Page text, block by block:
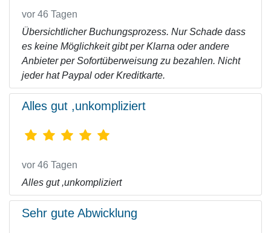
vor 46 Tagen
Übersichtlicher Buchungsprozess. Nur Schade dass
es keine Möglichkeit gibt per Klarna oder andere
Anbieter per Sofortüberweisung zu bezahlen. Nicht
jeder hat Paypal oder Kreditkarte.
Alles gut ,unkompliziert
vor 46 Tagen
Alles gut ,unkompliziert
Sehr gute Abwicklung